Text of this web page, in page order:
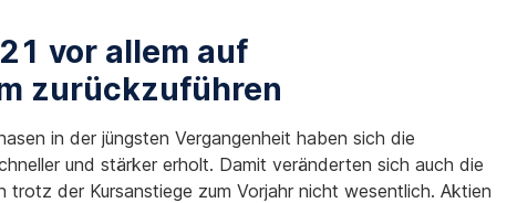
vor allem auf
zurückzuführen
in der jüngsten Vergangenheit haben sich die
und stärker erholt. Damit veränderten sich auch die
trotz der Kursanstiege zum Vorjahr nicht wesentlich. Aktien